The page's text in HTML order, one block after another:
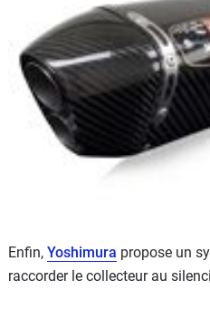
Enfin, Yoshimura propose un
raccorder le collecteur au